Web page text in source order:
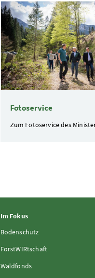
2 Elemente
Fotoservice
Zum Fotoservice des
Im Fokus
Bodenschutz
ForstWIRtschaft
Waldfonds